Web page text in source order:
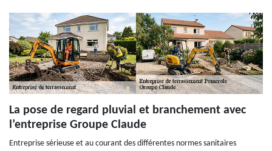
La pose de regard pluvial et branchement avec
l’entreprise Groupe Claude
Entreprise sérieuse et au courant des différentes normes sanitaires